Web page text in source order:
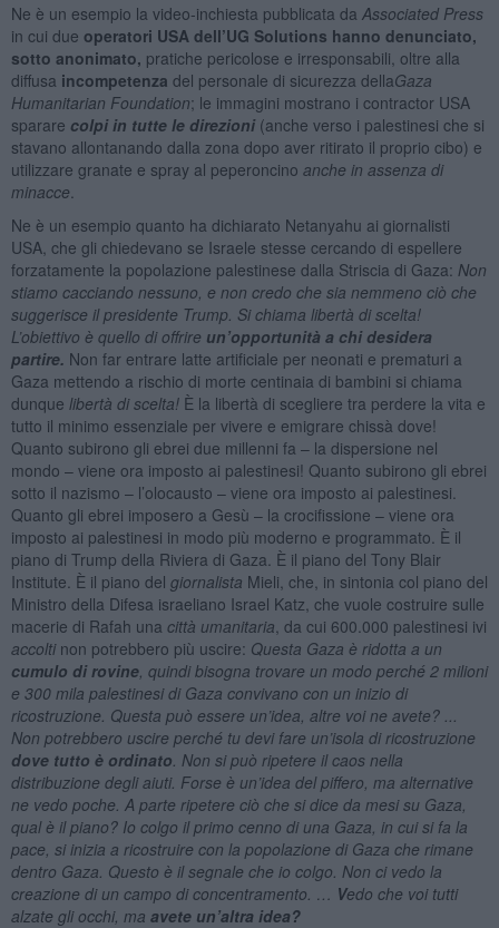
Ne è un esempio la video-inchiesta pubblicata da Associated Press
in cui due operatori USA dell’UG Solutions hanno denunciato,
sotto anonimato, pratiche pericolose e irresponsabili, oltre alla
diffusa incompetenza del personale di sicurezza dellaGaza
Humanitarian Foundation; le immagini mostrano i contractor USA
sparare colpi in tutte le direzioni(anche verso i palestinesi che si
stavano allontanando dalla zona dopo aver ritirato il proprio cibo) e
utilizzare granate e spray al peperoncino anche in assenza di
minacce
Ne è un esempio quanto ha dichiarato Netanyahu ai giornalisti
USA, che gli chiedevano se Israele stesse cercando di espellere
forzatamente la popolazione palestinese dalla Striscia di Gaza: Non
stiamo cacciando nessuno, e non credo che sia nemmeno ciò che
suggerisce il presidente Trump. Si chiama libertà di scelta!
L’obiettivo è quello di offrire un’opportunità a chi desidera
partire. Non far entrare latte artificiale per neonati e prematuri a
Gaza mettendo a rischio di morte centinaia di bambini si chiama
dunque libertà di scelta!È la libertà di scegliere tra perdere la vita e
tutto il minimo essenziale per vivere e emigrare chissà dove!
Quanto subirono gli ebrei due millenni fa – la dispersione nel
mondo – viene ora imposto ai palestinesi! Quanto subirono gli ebrei
sotto il nazismo – l’olocausto – viene ora imposto ai palestinesi.
Quanto gli ebrei imposero a Gesù – la crocifissione – viene ora
imposto ai palestinesi in modo più moderno e programmato. È il
piano di Trump della Riviera di Gaza. È il piano del Tony Blair
Institute. È il piano del giornalista Mieli, che, in sintonia col piano del
Ministro della Difesa israeliano Israel Katz, che vuole costruire sulle
macerie di Rafah una città umanitaria , da cui 600.000 palestinesi ivi
accolti non potrebbero più uscire: Questa Gaza è ridotta a un
cumulo di rovine, quindi bisogna trovare un modo perché 2 milioni
e 300 mila palestinesi di Gaza convivano con un inizio di
ricostruzione. Questa può essere un’idea, altre voi ne avete? ...
Non potrebbero uscire perché tu devi fare un’isola di ricostruzione
dove tutto è ordinato . Non si può ripetere il caos nella
distribuzione degli aiuti. Forse è un’idea del piffero, ma alternative
ne vedo poche. A parte ripetere ciò che si dice da mesi su Gaza,
qual è il piano? Io colgo il primo cenno di una Gaza, in cui si fa la
pace, si inizia a ricostruire con la popolazione di Gaza che rimane
dentro Gaza. Questo è il segnale che io colgo. Non ci vedo la
creazione di un campo di concentramento. …
Vedo che voi tutti
alzate gli occhi, ma avete un’altra idea?